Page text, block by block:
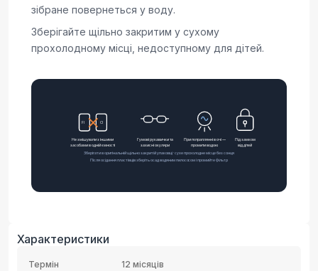
зібране повернеться у воду.
Зберігайте щільно закритим у сухому
прохолодному місці, недоступному для дітей.
Характеристики
Термін
12 місяців